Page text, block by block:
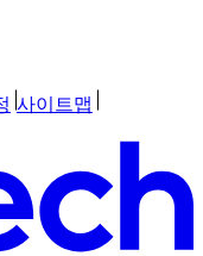
사이트맵